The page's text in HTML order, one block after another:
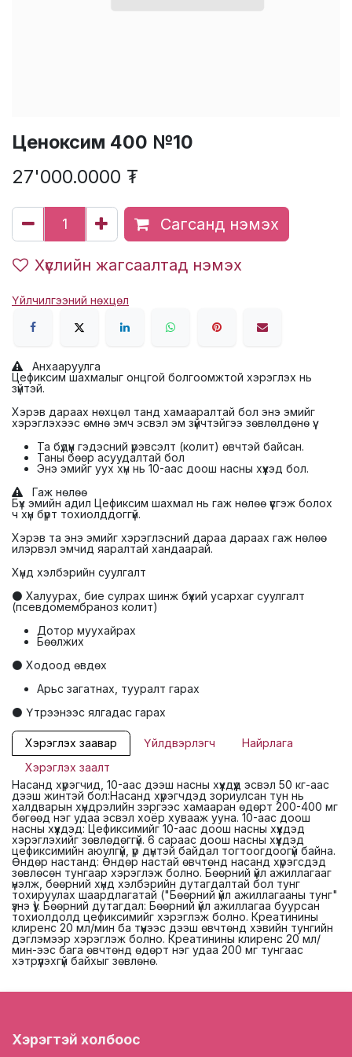
Ценоксим 400 №10
27'000.0000 ₮
Сагсанд нэмэх
Хүслийн жагсаалтад нэмэх
Үйлчилгээний нөхцөл
Анхааруулга
Цефиксим шахмалыг онцгой болгоомжтой хэрэглэх нь
зүйтэй.
Хэрэв дараах нөхцөл танд хамааралтай бол энэ эмийг
хэрэглэхээс өмнө эмч эсвэл эм зүйчтэйгээ зөвлөлдөнө үү:
Та бүдүүн гэдэсний үрэвсэлт (колит) өвчтэй байсан.
Таны бөөр асуудалтай бол
Энэ эмийг уух хүн нь 10-аас доош насны хүүхэд бол.
Гаж нөлөө
Бүх эмийн адил Цефиксим шахмал нь гаж нөлөө үүсгэж болох
ч хүн бүрт тохиолддоггүй.
Хэрэв та энэ эмийг хэрэглэсний дараа дараах гаж нөлөө
илэрвэл эмчид яаралтай хандаарай.
Хүнд хэлбэрийн суулгалт
⚫ Халуурах, бие сулрах шинж бүхий усархаг суулгалт
(псевдомембраноз колит)
Дотор муухайрах
Бөөлжих
⚫ Ходоод өвдөх
Арьс загатнах, тууралт гарах
⚫ Үтрээнээс ялгадас гарах
Хэрэглэх заавар Үйлдвэрлэгч
Найрлага
Хэрэглэх заалт
Насанд хүрэгчид, 10-аас дээш насны хүүхдүүд эсвэл 50 кг-аас
дээш жинтэй бол:Насанд хүрэгчдэд зориулсан тун нь
халдварын хүндрэлийн зэргээс хамааран өдөрт 200-400 мг
бөгөөд нэг удаа эсвэл хоёр хувааж ууна. 10-аас доош
насны хүүхдэд: Цефиксимийг 10-аас доош насны хүүхдэд
хэрэглэхийг зөвлөдөггүй. 6 сараас доош насны хүүхдэд
цефиксимийн аюулгүй, үр дүнтэй байдал тогтоогдоогүй байна.
Өндөр настанд: Өндөр настай өвчтөнд насанд хүрэгсдэд
зөвлөсөн тунгаар хэрэглэж болно. Бөөрний үйл ажиллагааг
үнэлж, бөөрний хүнд хэлбэрийн дутагдалтай бол тунг
тохируулах шаардлагатай ("Бөөрний үйл ажиллагааны тунг"
үзнэ үү). Бөөрний дутагдал: Бөөрний үйл ажиллагаа буурсан
тохиолдолд цефиксимийг хэрэглэж болно. Креатинины
клиренс 20 мл/мин ба түүнээс дээш өвчтөнд хэвийн тунгийн
дэглэмээр хэрэглэж болно. Креатинины клиренс 20 мл/
мин-ээс бага өвчтөнд өдөрт нэг удаа 200 мг тунгаас
хэтрүүлэхгүй байхыг зөвлөнө.
Хэрэгтэй холбоос